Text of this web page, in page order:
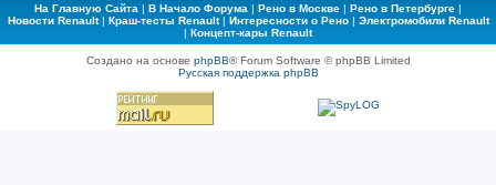
На Главную Сайта | В Начало Форума | Рено в Москве | Рено в Петербурге |
Новости Renault| Краш-тесты Renault| Интересности о Рено| Электромобили Renault
| Концепт-кары Renault
Создано на основе phpBB® Forum Software © phpBB Limited
Русская поддержка phpBB